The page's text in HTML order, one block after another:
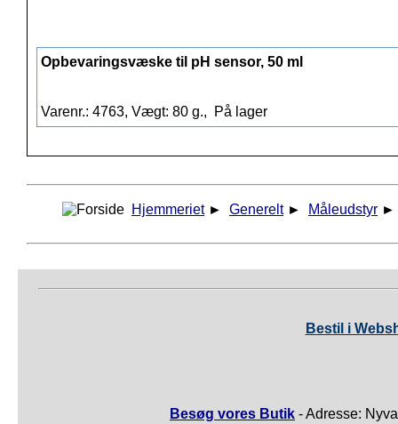
Opbevaringsvæske til pH sensor, 50 ml
Varenr.: 4763, Vægt: 80 g., På lager
Hjemmeriet ► Generelt ► Måleudstyr ►
Bestil i
Besøg vores Butik - Adresse: